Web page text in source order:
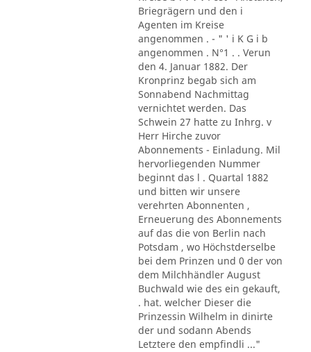
Briegrägern und den i
Agenten im Kreise
angenommen . - " ' i K G i b
angenommen . N°1 . . Verun
den 4. Januar 1882. Der
Kronprinz begab sich am
Sonnabend Nachmittag
vernichtet werden. Das
Schwein 27 hatte zu Inhrg. v
Herr Hirche zuvor
Abonnements - Einladung. Mil
hervorliegenden Nummer
beginnt das l . Quartal 1882
und bitten wir unsere
verehrten Abonnenten ,
Erneuerung des Abonnements
auf das die von Berlin nach
Potsdam , wo Höchstderselbe
bei dem Prinzen und 0 der von
dem Milchhändler August
Buchwald wie des ein gekauft,
. hat. welcher Dieser die
Prinzessin Wilhelm in dinirte
der und sodann Abends
Letztere den empfindli ..."